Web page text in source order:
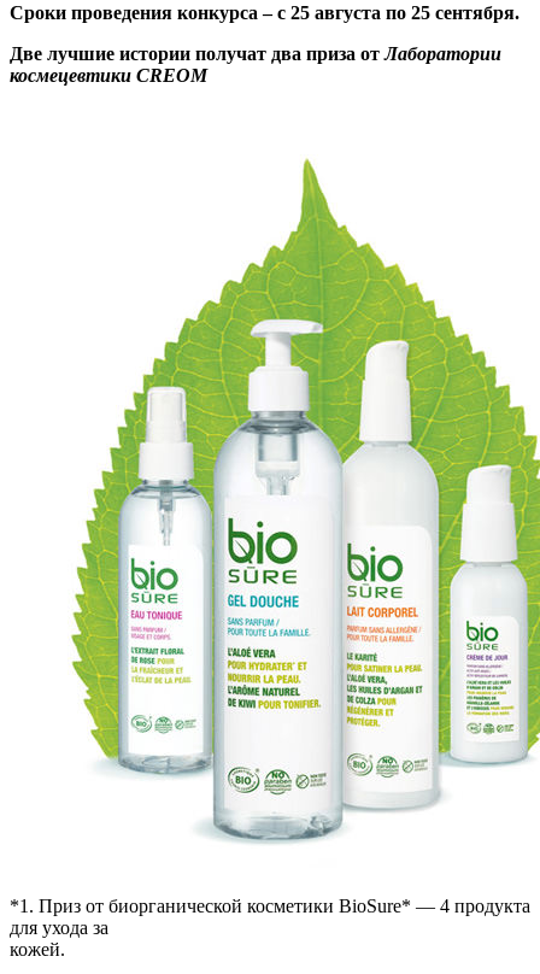
Сроки проведения конкурса – с 25 августа по 25 сентября.
Две лучшие истории получат два приза отЛаборатории
космецевтики CREOM
*1. Приз от биорганической косметики BioSure* — 4 продукта
для ухода за
кожей.